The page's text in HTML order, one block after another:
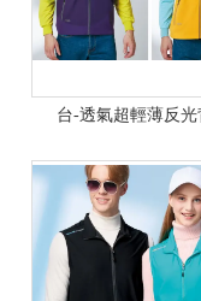
台-透氣超輕薄反光